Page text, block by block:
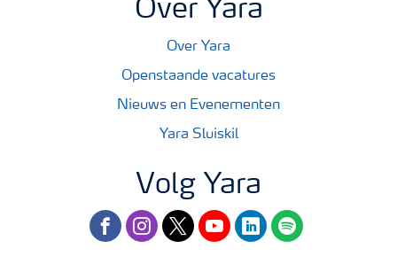
Over Yara
Over Yara
Openstaande vacatures
Nieuws en Evenementen
Yara Sluiskil
Volg Yara
facebookinstagram
twitteryoutubelinkedinspotify